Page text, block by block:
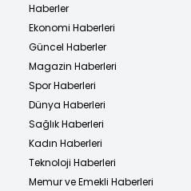
Haberler
Ekonomi Haberleri
Güncel Haberler
Magazin Haberleri
Spor Haberleri
Dünya Haberleri
Sağlık Haberleri
Kadın Haberleri
Teknoloji Haberleri
Memur ve Emekli Haberleri